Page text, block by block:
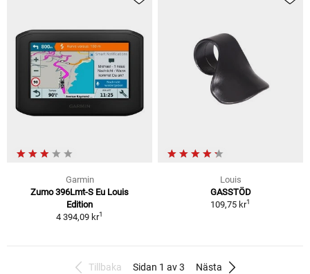
Garmin
Zumo 396Lmt-S Eu Louis
Edition
4 394,09 kr1
Louis
GASSTÖD
109,75 kr1
Tillbaka Sidan 1 av 3 Nästa